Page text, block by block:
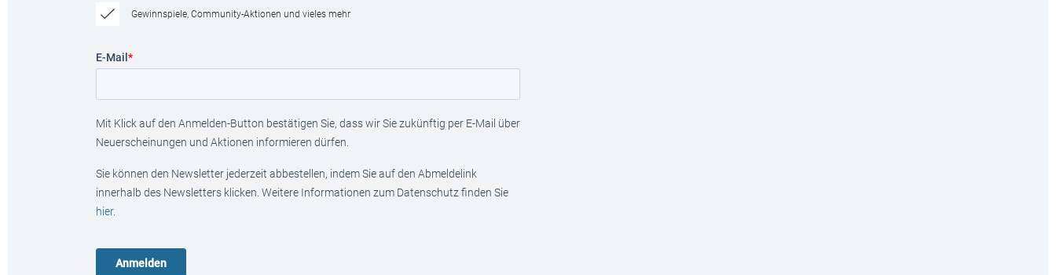
Gewinnspiele, Community-Aktionen und vieles mehr
E-Mail *
Mit Klick auf den Anmelden-Button bestätigen Sie, dass wir Sie zukünftig per E-Mail über
Neuerscheinungen und Aktionen informieren dürfen.
Sie können den Newsletter jederzeit abbestellen, indem Sie auf den Abmeldelink
innerhalb des Newsletters klicken. Weitere Informationen zum Datenschutz finden Sie
hier.